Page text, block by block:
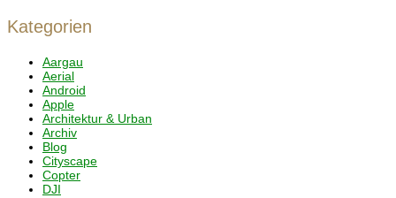
Kategorien
Aargau
Aerial
Android
Apple
Architektur & Urban
Archiv
Blog
Cityscape
Copter
DJI